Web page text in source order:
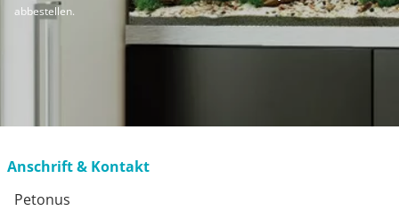
abbestellen.
Anschrift & Kontakt
Petonus